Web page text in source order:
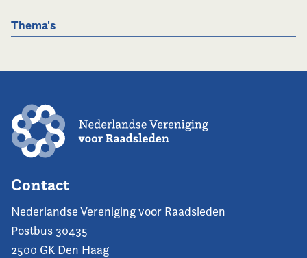
Thema's
Contact
Nederlandse Vereniging voor Raadsleden
Postbus 30435
2500 GK Den Haag